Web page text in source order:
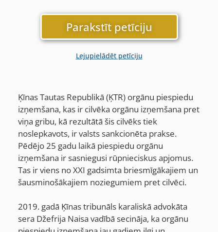
Parakstīt petīciju
Lejupielādēt petīciju
Ķīnas Tautas Republikā (ĶTR) orgānu piespiedu
izņemšana, kas ir cilvēka orgānu izņemšana pret
viņa gribu, kā rezultātā šis cilvēks tiek
noslepkavots, ir valsts sankcionēta prakse.
Pēdējo 25 gadu laikā piespiedu orgānu
izņemšana ir sasniegusi rūpnieciskus apjomus.
Tas ir viens no XXI gadsimta briesmīgākajiem un
šausminošākajiem noziegumiem pret cilvēci.
2019. gadā Ķīnas tribunāls karaliskā advokāta
sera Džefrija Naisa vadībā secināja, ka orgānu